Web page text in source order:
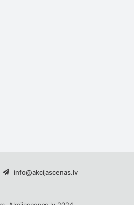
info@akcijascenas.lv